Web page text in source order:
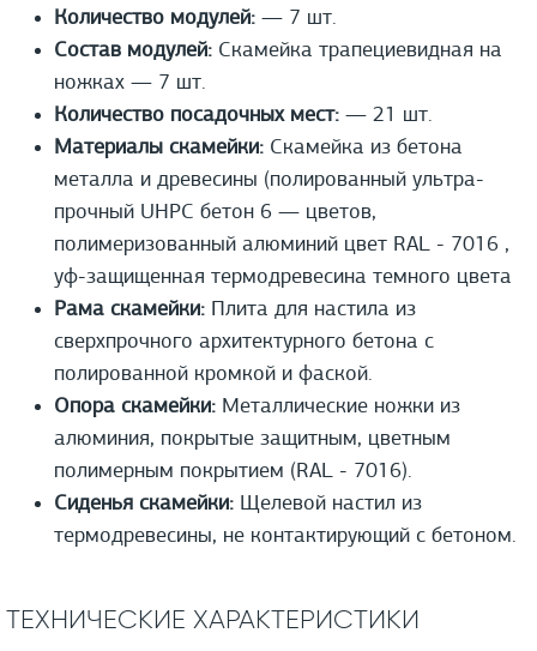
Количество модулей: — 7 шт.
Состав модулей: Скамейка трапециевидная на
ножках — 7 шт.
Количество посадочных мест: — 21 шт.
Материалы скамейки: Скамейка из бетона
металла и древесины (полированный ультра-
прочный UHPС бетон 6 — цветов,
полимеризованный алюминий цвет RAL - 7016 ,
уф-защищенная термодревесина темного цвета
Рама скамейки: Плита для настила из
сверхпрочного архитектурного бетона с
полированной кромкой и фаской.
Опора скамейки: Металлические ножки из
алюминия, покрытые защитным, цветным
полимерным покрытием (RAL - 7016).
Сиденья скамейки: Щелевой настил из
термодревесины, не контактирующий с бетоном.
ТЕХНИЧЕСКИЕ ХАРАКТЕРИСТИКИ